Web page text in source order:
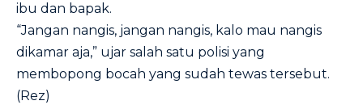
ibu dan bapak.
“Jangan nangis, jangan nangis, kalo mau nangis
dikamar aja,” ujar salah satu polisi yang
membopong bocah yang sudah tewas tersebut.
(Rez)